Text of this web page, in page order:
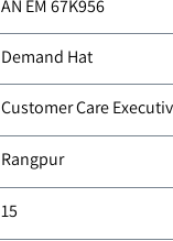
AN EM 67K956
Demand Hat
Customer Care
Rangpur
15